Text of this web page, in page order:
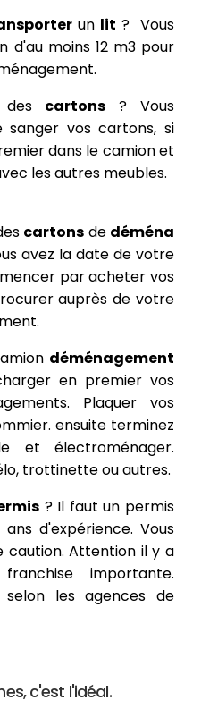
un lit ? Vous
d'au moins 12 m3 pour
cartons ? Vous
sanger vos cartons, si
dans le camion et
les autres meubles.
cartons de déména
avez la date de votre
par acheter vos
auprès de votre
déménagement
en premier vos
Plaquer vos
ensuite terminez
et électroménager.
trottinette ou autres.
? Il faut un permis
d'expérience. Vous
caution. Attention il y a
importante.
les agences de
c'est l'idéal.